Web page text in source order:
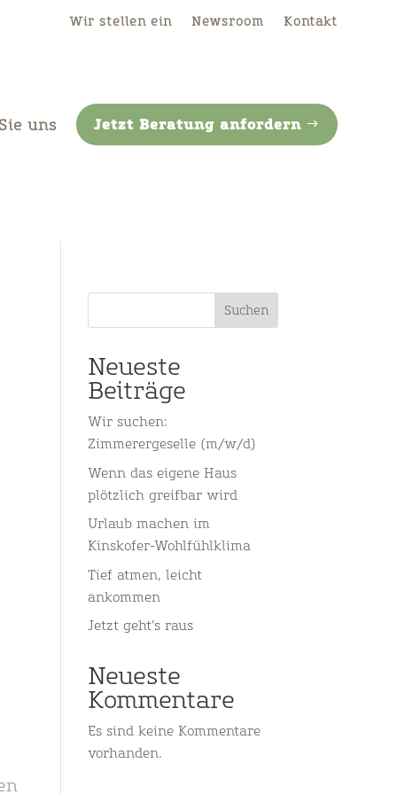
Wir stellen ein Newsroom Kontakt
uns Jetzt Beratung anfordern
Suchen
Neueste
Beiträge
Wir suchen:
Zimmerergeselle (m/w/d)
Wenn das eigene Haus
plötzlich greifbar wird
Urlaub machen im
Kinskofer-Wohlfühlklima
Tief atmen, leicht
ankommen
Jetzt geht’s raus
Neueste
Kommentare
Es sind keine Kommentare
vorhanden.